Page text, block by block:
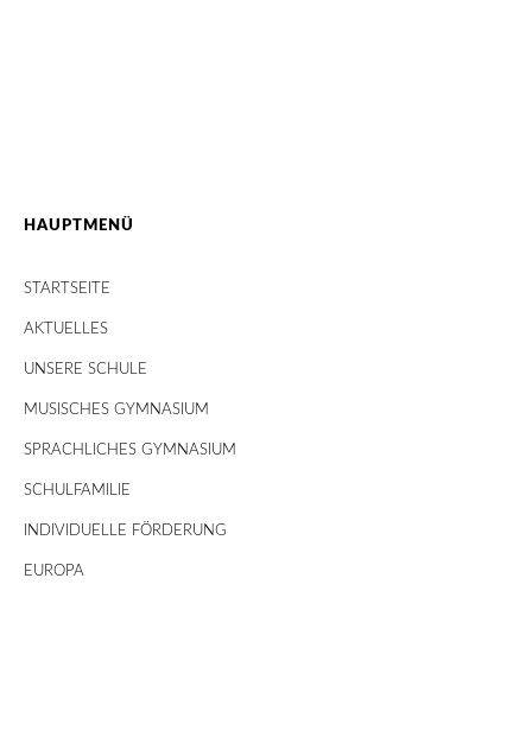
HAUPTMENÜ
STARTSEITE
AKTUELLES
UNSERE SCHULE
MUSISCHES GYMNASIUM
SPRACHLICHES GYMNASIUM
SCHULFAMILIE
INDIVIDUELLE FÖRDERUNG
EUROPA